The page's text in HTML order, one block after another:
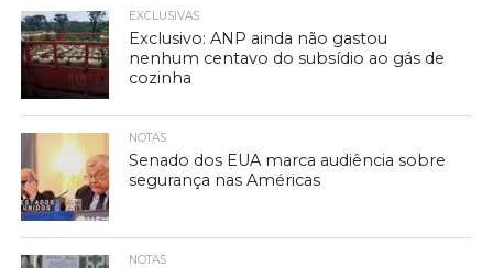
EXCLUSIVAS
Exclusivo: ANP ainda não gastou
nenhum centavo do subsídio ao gás de
cozinha
NOTAS
Senado dos EUA marca audiência sobre
segurança nas Américas
NOTAS